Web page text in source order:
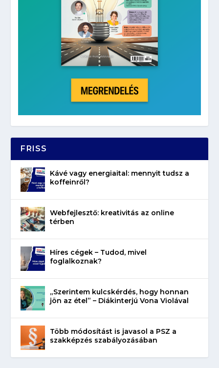
FRISS
Kávé vagy energiaital: mennyit tudsz a
koffeinről?
Webfejlesztő: kreativitás az online
térben
Híres cégek – Tudod, mivel
foglalkoznak?
„Szerintem kulcskérdés, hogy honnan
jön az étel” – Diákinterjú Vona Violával
Több módosítást is javasol a PSZ a
szakképzés szabályozásában